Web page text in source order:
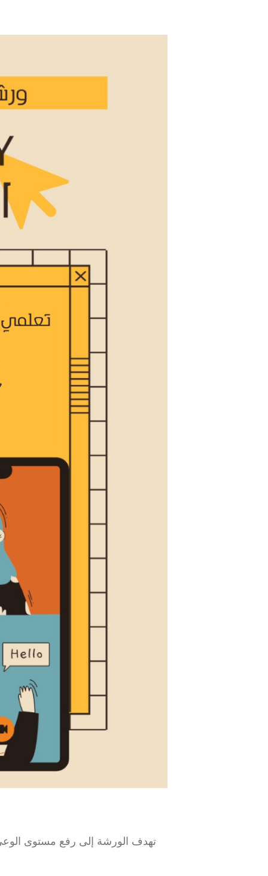
تهدف الورشة إلى رفع مستوى